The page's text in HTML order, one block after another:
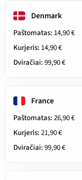
Denmark
Paštomatas: 14,90 €
Kurjeris: 14,90 €
Dviračiai:99,90 €
France
Paštomatas:26,90 €
Kurjeris:21,90 €
Dviračiai:99,90 €